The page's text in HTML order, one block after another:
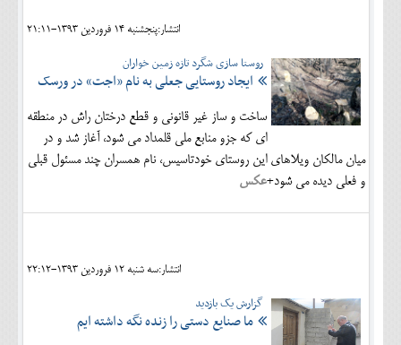
انتشار:پنجشنبه 14 فروردين 1393-21:11
روستا سازی شگرد تازه زمین خواران
ایجاد روستایی جعلی به نام «اجت» در ورسک
ساخت و ساز غیر قانونی و قطع درختان راش در منطقه
ای که جزو منابع ملی قلمداد می شود، آغاز شد و در
میان مالکان ویلاهای این روستای خودتاسیس، نام همسران چند مسئول قبلی
و فعلی دیده می شود+عکس
انتشار:سه شنبه 12 فروردين 1393-22:12
گزارش یک بازدید
ما صنایع دستی را زنده نگه داشته ایم